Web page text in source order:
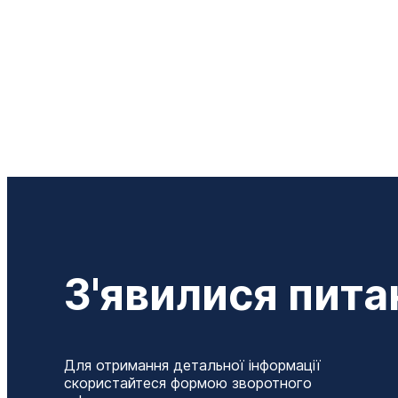
З'явилися
Для отримання детальної інформації
скористайтеся формою зворотного